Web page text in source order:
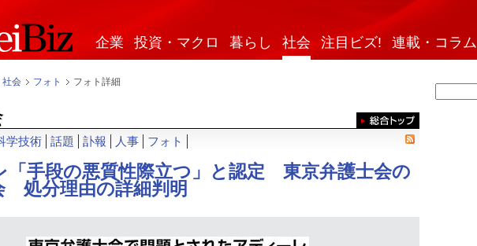
企業 投資・マクロ 暮らし 社会 注目ビズ! 連載・コラム
社会 フォト フォト詳細
学技術 話題 訃報 人事 フォト
「手段の悪質性際立つ」と認定 東京弁護士会の
処分理由の詳細判明